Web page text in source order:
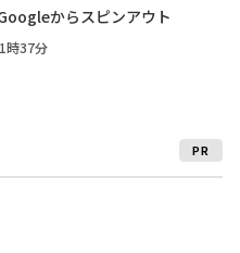
からスピンアウト
時37分
PR